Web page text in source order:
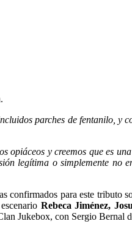
parches de fentanilo, y
y creemos que es
legítima o simplemente no
confirmados para este
Rebeca Jiménez,
Jukebox, con Sergio Bernal